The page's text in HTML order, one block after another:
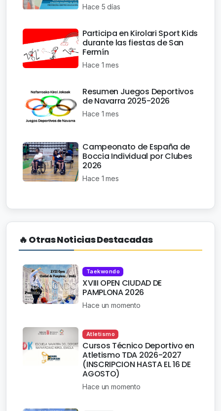
Hace 5 días
Participa en Kirolari Sport Kids
durante las fiestas de San
Fermín
Hace 1 mes
Resumen Juegos Deportivos
de Navarra 2025-2026
Hace 1 mes
Campeonato de España de
Boccia Individual por Clubes
2026
Hace 1 mes
🔥 Otras Noticias Destacadas
Taekwondo
XVIII OPEN CIUDAD DE
PAMPLONA 2026
Hace un momento
Atletismo
Cursos Técnico Deportivo en
Atletismo TDA 2026-2027
(INSCRIPCION HASTA EL 16 DE
AGOSTO)
Hace un momento